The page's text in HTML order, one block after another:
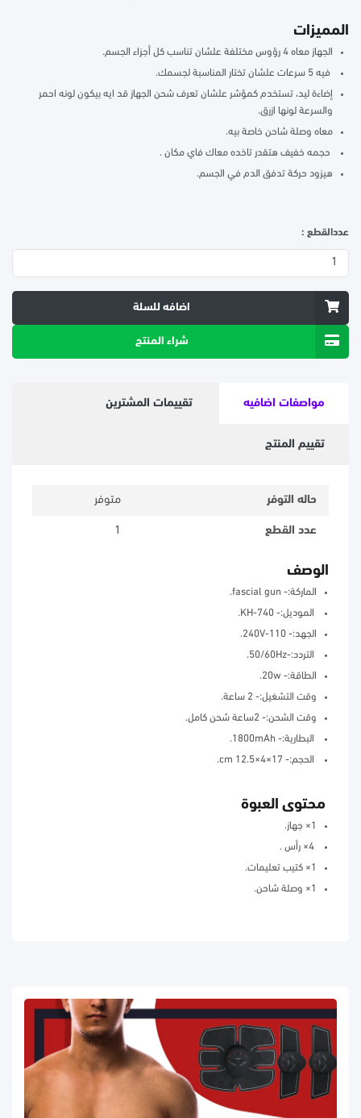
المميزات
الجهاز معاه 4 رؤوس مختلفة علشان تناسب كل أجزاء الجسم.
فيه 5 سرعات علشان تختار المناسبة لجسمك.
إضاءة ليد، تستخدم كمؤشر علشان تعرف شحن الجهاز قد ايه بيكون لونه احمر
والسرعة لونها ازرق.
معاه وصلة شاحن خاصة بيه.
حجمه خفيف هتقدر تاخده معاك فاي مكان .
هيزود حركة تدفق الدم في الجسم.
عددالقطع :
اضافه للسلة
شراء المنتج
مواصفات اضافيه تقييمات المشترين
تقييم المنتج
حاله التوفر متوفر
عدد القطع 1
الوصف
الماركة:- fascial gun.
الموديل:- KH-740.
الجهد:- 110-240V.
التردد:-50/60Hz.
الطاقة:- 20w.
وقت التشغيل:- 2 ساعة.
وقت الشحن:- 2ساعة شحن كامل.
البطارية:- 1800mAh.
الحجم:- 17×4×12.5 cm.
محتوى العبوة
1× جهاز.
1× كتيب تعليمات.
1× وصلة شاحن.